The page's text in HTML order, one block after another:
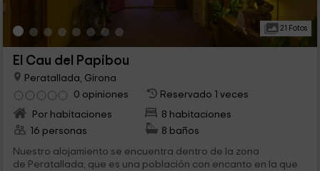
21 Fotos
El Cau del Papibou
Peratallada, Girona
0 opiniones
Reservado 1 veces
Por habitaciones
8 habitaciones
16 personas
8 baños
Nuestro alojamiento se encuentra dentro de la zona
de Peratallada, que es una población con encanto en la que